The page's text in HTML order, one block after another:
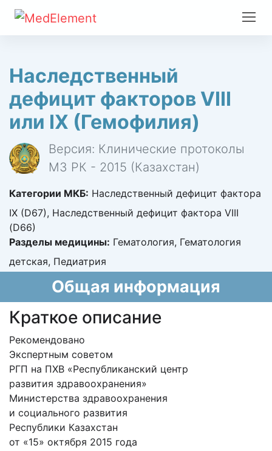
Наследственный
дефицит факторов VIII
или IX (Гемофилия)
Версия: Клинические протоколы
МЗ РК - 2015 (Казахстан)
Категории МКБ: Наследственный дефицит фактора
IX (D67), Наследственный дефицит фактора VIII
(D66)
Разделы медицины: Гематология, Гематология
детская, Педиатрия
Общая информация
Краткое описание
Рекомендовано
Экспертным советом
РГП на ПХВ «Республиканский центр
развития здравоохранения»
Министерства здравоохранения
и социального развития
Республики Казахстан
от «15» октября 2015 года